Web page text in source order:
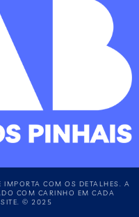
IMPORTA COM OS DETALHES. A
COM CARINHO EM CADA
© 2025